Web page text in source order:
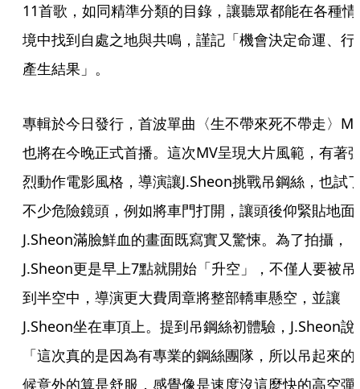
11首歌，如同精準分類的目錄，讓聽眾都能在各種情
境中找到自處之地與共鳴，謹記「機會決定命運、行
產生結果」。
專輯於今日發行，首波單曲〈生不帶來死不帶走〉
也將在今晚正式首播。這次MV呈現大片風範，有著
烈動作電影風格，導演讓J.Sheon挑戰吊鋼絲，也試
不少危險鏡頭，例如將車門打開，讓頭後仰緊貼地面
J.Sheon滿臉鮮血的畫面既寫實又驚悚。為了拍攝，
J.Sheon更是早上7點就開始「升空」，不僅人要被吊
到半空中，導演更大費周章將整部轎車懸空，並讓
J.Sheon坐在車頂上。提到吊鋼絲初體驗，J.Sheon說
「這次真的是因為有專業的鋼絲團隊，所以吊起來的
候意外的算是舒服，感覺像是速度沒這麼快的高空彈